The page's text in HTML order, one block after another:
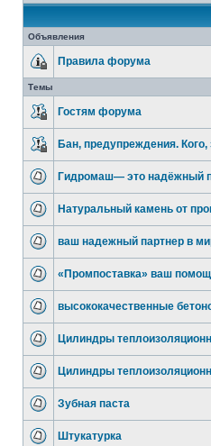
Объявления
Правила форума
Темы
Гостям форума
Бан, предупреждения. Кого,
Гидромаш— это надёжный
Натуральный камень от
ваш надежный партнер в
«Промпоставка» ваш
высококачественные
Цилиндры
Цилиндры
Зубная паста
Штукатурка